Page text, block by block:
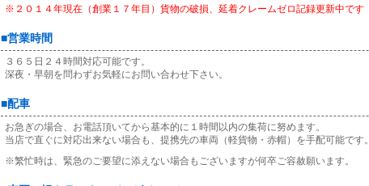
※２０１４年現在（創業１７年目）貨物の破損、延着クレームゼロ記録更新中です
■営業時間
３６５日２４時間対応可能です。
深夜・早朝を問わずお気軽にお問い合わせ下さい。
■配車
お急ぎの場合、お電話頂いてから基本的に１時間以内の集荷に努めます。
当店で直ぐに対応出来ない場合も、提携先の車両（軽貨物・赤帽）を手配可能です。
※繁忙時は、緊急のご要望に添えない場合もございますが何卒ご容赦願います。